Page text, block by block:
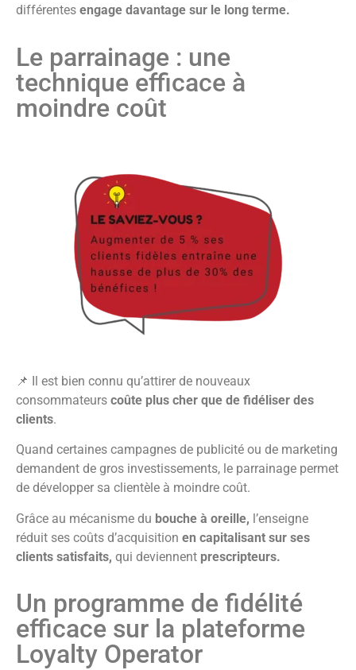
différentes engage davantage sur le long terme.
Le parrainage : une
technique efficace à
moindre coût
📌 Il est bien connu qu’attirer de nouveaux
consommateurs coûte plus cher que de fidéliser des
clients.
Quand certaines campagnes de publicité ou de marketing
demandent de gros investissements, le parrainage permet
de développer sa clientèle à moindre coût.
Grâce au mécanisme du bouche à oreille, l’enseigne
réduit ses coûts d’acquisition en capitalisant sur ses
clients satisfaits, qui deviennent prescripteurs.
Un programme de fidélité
efficace sur la plateforme
Loyalty Operator